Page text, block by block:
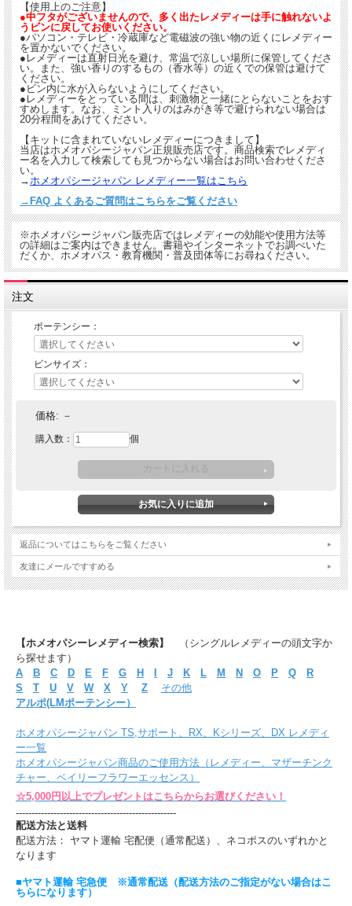
【使用上のご注意】
●中フタがございませんので、多く出たレメディーは手に触れないよ
うビンに戻してお使いください。
●パソコン・テレビ・冷蔵庫など電磁波の強い物の近くにレメディー
を置かないでください。
●レメディーは直射日光を避け、常温で涼しい場所に保管してくださ
い。また、強い香りのするもの（香水等）の近くでの保管は避けて
ください。
●ビン内に水が入らないようにしてください。
●レメディーをとっている間は、刺激物と一緒にとらないことをおす
すめします。なお、ミント入りのはみがき等で避けられない場合は
20分程間をあけてください。
【キットに含まれていないレメディーにつきまして】
当店はホメオパシージャパン正規販売店です。商品検索でレメディ
ー名を入力して検索しても見つからない場合はお問い合わせくださ
い。
→ホメオパシージャパン レメディー一覧はこちら
→FAQ よくあるご質問はこちらをご覧ください
※ホメオパシージャパン販売店ではレメディーの効能や使用方法等
の詳細はご案内はできません。書籍やインターネットでお調べいた
だくか、ホメオパス・教育機関・普及団体等にお尋ねください。
注文
ポーテンシー：
ビンサイズ：
価格: －
購入数： 個
返品についてはこちらをご覧ください
友達にメールですすめる
【ホメオパシーレメディー検索】
（シングルレメディーの頭文字か
ら探せます）
A
B C D E F G H J K L M N O P Q
R
S
T U V W X Y Z
その他
アルポ(LMポーテンシー）
ホメオパシージャパン TS,サポート、RX、Kシリーズ、DX レメディ
ー一覧
ホメオパシージャパン商品のご使用方法（レメディー、マザーチンク
チャー、ベイリーフラワーエッセンス）
☆5,000円以上でプレゼントはこちらからお選びください！
---------------------------------------------------
配送方法と送料
配送方法： ヤマト運輸 宅配便（通常配送）、ネコポスのいずれかと
なります
■ヤマト運輸 宅急便 ※通常配送（配送方法のご指定がない場合はこ
ちらになります）